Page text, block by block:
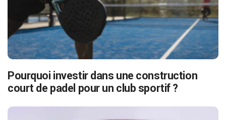
Pourquoi investir dans une construction
court de padel pour un club sportif ?